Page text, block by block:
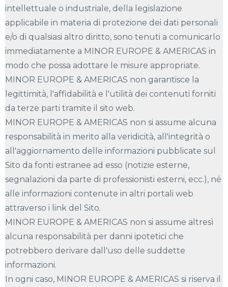
intellettuale o industriale, della legislazione
applicabile in materia di protezione dei dati personali
e/o di qualsiasi altro diritto, sono tenuti a comunicarlo
immediatamente a MINOR EUROPE & AMERICAS in
modo che possa adottare le misure appropriate.
MINOR EUROPE & AMERICAS non garantisce la
legittimità, l'affidabilità e l'utilità dei contenuti forniti
da terze parti tramite il sito web.
MINOR EUROPE & AMERICAS non si assume alcuna
responsabilità in merito alla veridicità, all'integrità o
all'aggiornamento delle informazioni pubblicate sul
Sito da fonti estranee ad esso (notizie esterne,
segnalazioni da parte di professionisti esterni, ecc.), né
alle informazioni contenute in altri portali web
attraverso i link del Sito.
MINOR EUROPE & AMERICAS non si assume altresì
alcuna responsabilità per danni ipotetici che
potrebbero derivare dall'uso delle suddette
informazioni.
In ogni caso, MINOR EUROPE & AMERICAS si riserva il